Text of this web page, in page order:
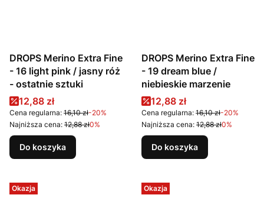
DROPS Merino Extra Fine
- 16 light pink / jasny róż
- ostatnie sztuki
Cena promocyjna
12,88 zł
Cena regularna: 16,10 zł-20%
Najniższa cena: 12,88 zł0%
Do koszyka
DROPS Merino Extra Fine
- 19 dream blue /
niebieskie marzenie
Cena promocyjna
12,88 zł
Cena regularna: 16,10 zł-20%
Najniższa cena: 12,88 zł0%
Do koszyka
Okazja Okazja